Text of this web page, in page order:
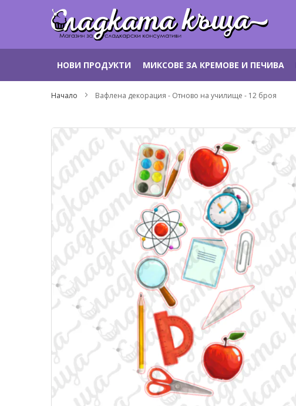
към
НОВИ ПРОДУКТИ МИКСОВЕ ЗА КРЕМОВЕ И ПЕЧИВА
Начало Вафлена декорация - Отново на училище - 12 броя
Преминете